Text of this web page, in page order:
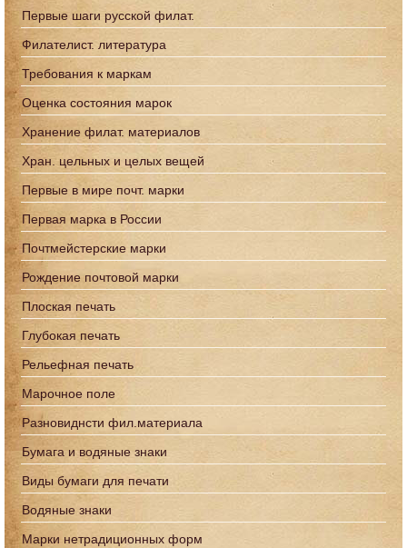
Первые шаги русской филат.
Филателист. литература
Требования к маркам
Оценка состояния марок
Хранение филат. материалов
Хран. цельных и целых вещей
Первые в мире почт. марки
Первая марка в России
Почтмейстерские марки
Рождение почтовой марки
Плоская печать
Глубокая печать
Рельефная печать
Марочное поле
Разновиднсти фил.материала
Бумага и водяные знаки
Виды бумаги для печати
Водяные знаки
Марки нетрадиционных форм